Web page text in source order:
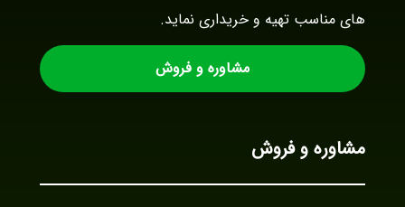
های مناسب تهیه و خریداری نماید.
مشاوره و فروش
مشاوره و فروش